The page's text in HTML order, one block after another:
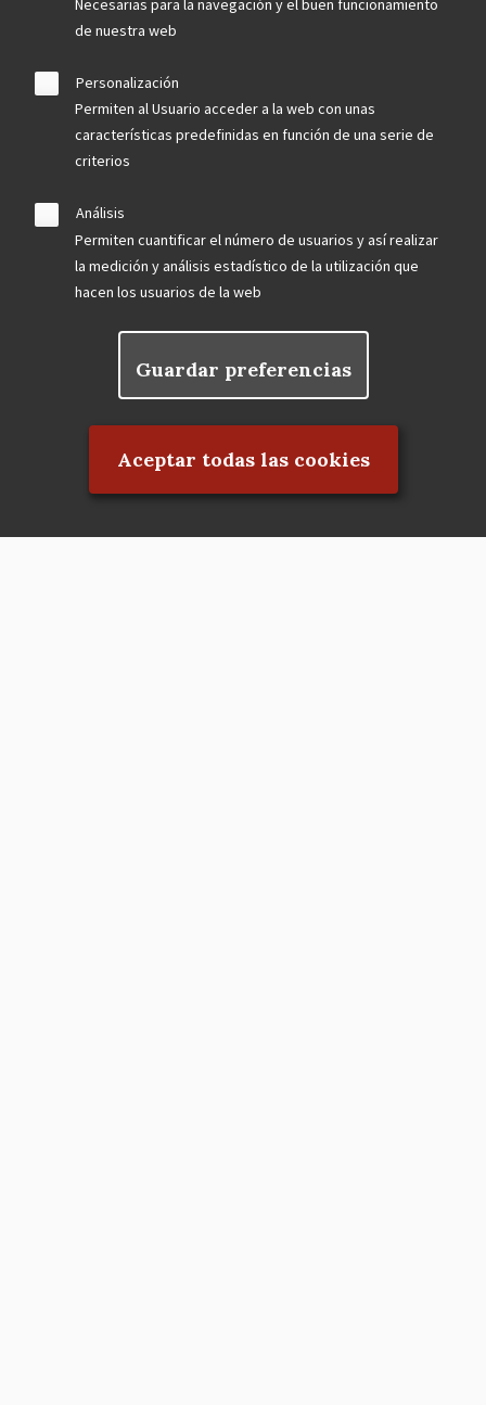
Necesarias para la navegación y el buen funcionamiento
de nuestra web
Personalización
Permiten al Usuario acceder a la web con unas
características predefinidas en función de una serie de
criterios
Análisis
Permiten cuantificar el número de usuarios y así realizar
la medición y análisis estadístico de la utilización que
hacen los usuarios de la web
Guardar preferencias
Aceptar todas las cookies